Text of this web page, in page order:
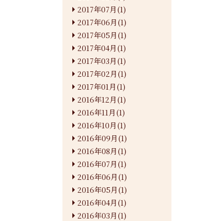
2017年07月(1)
2017年06月(1)
2017年05月(1)
2017年04月(1)
2017年03月(1)
2017年02月(1)
2017年01月(1)
2016年12月(1)
2016年11月(1)
2016年10月(1)
2016年09月(1)
2016年08月(1)
2016年07月(1)
2016年06月(1)
2016年05月(1)
2016年04月(1)
2016年03月(1)